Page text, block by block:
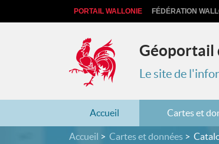
PORTAIL WALLONIE FÉDÉRATION
Géoportail
Le site de
Accueil Cartes et
Accueil Cartes et données